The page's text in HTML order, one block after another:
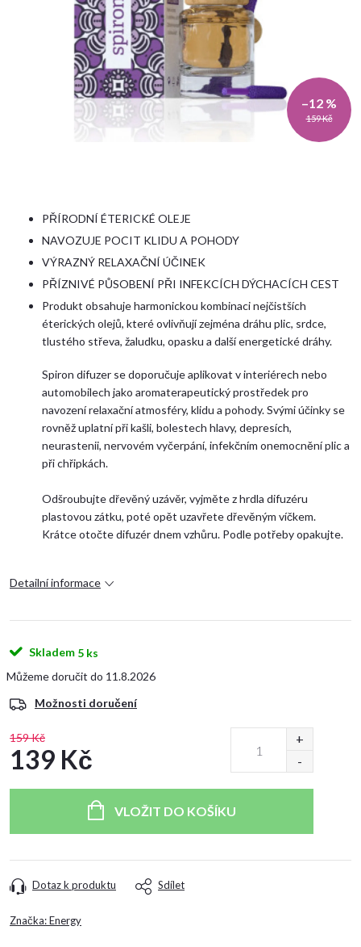
159 Kč
–12 %
PŘÍRODNÍ ÉTERICKÉ OLEJE
NAVOZUJE POCIT KLIDU A POHODY
VÝRAZNÝ RELAXAČNÍ ÚČINEK
PŘÍZNIVÉ PŮSOBENÍ PŘI INFEKCÍCH DÝCHACÍCH CEST
Produkt obsahuje harmonickou kombinaci nejčistších
éterických olejů, které ovlivňují zejména dráhu plic, srdce,
tlustého střeva, žaludku, opasku a další energetické dráhy.
Spiron difuzer se doporučuje aplikovat v interiérech nebo
automobilech jako aromaterapeutický prostředek pro
navození relaxační atmosféry, klidu a pohody. Svými účinky se
rovněž uplatní při kašli, bolestech hlavy, depresích,
neurastenii, nervovém vyčerpání, infekčním onemocnění plic a
při chřipkách.
Odšroubujte dřevěný uzávěr, vyjměte z hrdla difuzéru
plastovou zátku, poté opět uzavřete dřevěným víčkem.
Krátce otočte difuzér dnem vzhůru. Podle potřeby opakujte.
Detailní informace
Skladem 5 ks
11.8.2026
Možnosti doručení
159 Kč
139 Kč
VLOŽIT DO KOŠÍKU
Dotaz k produktu Sdílet
Značka:Energy